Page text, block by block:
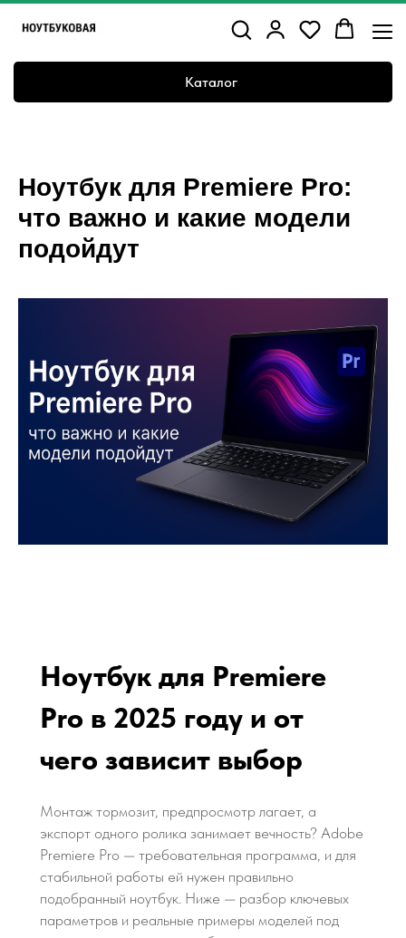
Каталог
Ноутбук для Premiere Pro:
что важно и какие модели
подойдут
Ноутбук для Premiere
Pro в 2025 году и от
чего зависит выбор
Монтаж тормозит, предпросмотр лагает, а
экспорт одного ролика занимает вечность? Adobe
Premiere Pro — требовательная программа, и для
стабильной работы ей нужен правильно
подобранный ноутбук. Ниже — разбор ключевых
параметров и реальные примеры моделей под